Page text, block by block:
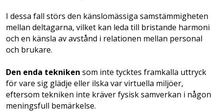
I dessa fall störs den känslomässiga samstämmigheten
mellan deltagarna, vilket kan leda till bristande harmoni
och en känsla av avstånd i relationen mellan personal
och brukare.
Den enda tekniken som inte tycktes framkalla uttryck
för vare sig glädje eller ilska var virtuella miljöer,
eftersom tekniken inte kräver fysisk samverkan i någon
meningsfull bemärkelse.